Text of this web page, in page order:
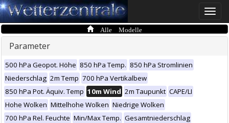
Toggle
Alle Modelle
Parameter
500 hPa Geopot. Höhe 850 hPa Temp. 850 hPa Stromlinien
Niederschlag 2m Temp 700 hPa Vertikalbew
850 hPa Pot. Äquiv. Temp 10m Wind 2m Taupunkt CAPE/LI
Hohe Wolken Mittelhohe Wolken Niedrige Wolken
700 hPa Rel. Feuchte Min/Max Temp. Gesamtniederschlag